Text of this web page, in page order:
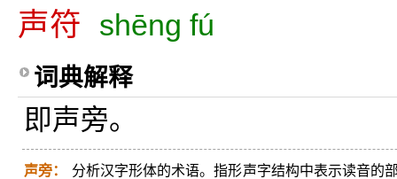
声符 shēng fú
词典解释
即声旁。
声旁：
分析汉字形体的术语。指形声字结构中表示读音的